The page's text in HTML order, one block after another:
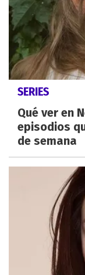
SERIES
Qué ver en
episodios
de semana